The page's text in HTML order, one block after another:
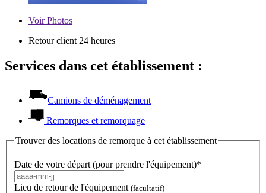
VoirPhotos
Retour client 24 heures
Services dans cet établissement :
Camions de déménagement
Remorques et remorquage
Trouver des locations de remorque à cet établissement
Date de votre départ (pour prendre l'équipement)*
Lieu de retour de l'équipement (facultatif)